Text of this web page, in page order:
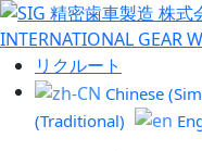
リクルート
Chinese
(Traditional)